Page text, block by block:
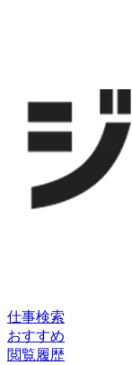
仕事検索
おすすめ
閲覧履歴